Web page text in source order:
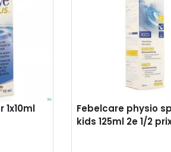
Febelcare physio
kids 125ml 2e 1/2